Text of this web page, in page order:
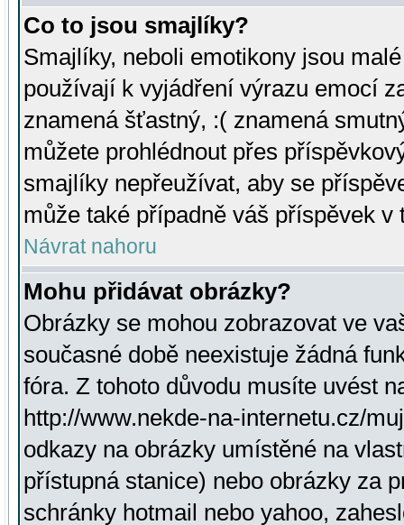
Co to jsou smajlíky?
Smajlíky, neboli emotikony jsou
používají k vyjádření výrazu emocí
znamená šťastný, :( znamená
můžete prohlédnout přes
smajlíky nepřeužívat, aby se
může také případně váš příspěvek v
Návrat nahoru
Mohu přidávat obrázky?
Obrázky se mohou zobrazovat ve
současné době neexistuje žádná
fóra. Z tohoto důvodu musíte uvést
http://www.nekde-na-internetu.cz/
odkazy na obrázky umístěné na
přístupná stanice) nebo obrázky za
schránky hotmail nebo yahoo,